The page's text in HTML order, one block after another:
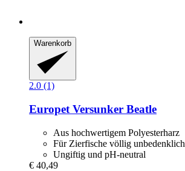
Warenkorb
2.0 (1)
EuropetVersunker Beatle
Aus hochwertigem Polyesterharz
Für Zierfische völlig unbedenklich
Ungiftig und pH-neutral
€ 40,49